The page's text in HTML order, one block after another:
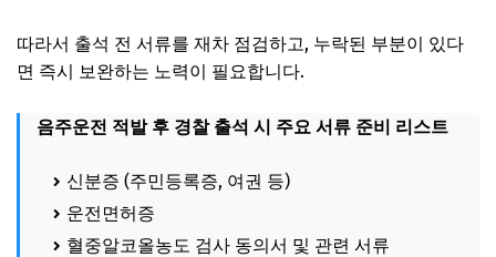
따라서 출석 전 서류를 재차 점검하고, 누락된 부분이 있다
면 즉시 보완하는 노력이 필요합니다.
음주운전 적발 후 경찰 출석 시 주요 서류 준비 리스트
신분증 (주민등록증, 여권 등)
운전면허증
혈중알코올농도 검사 동의서 및 관련 서류